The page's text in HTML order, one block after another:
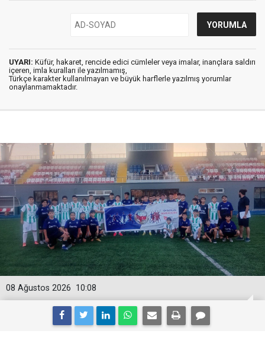
UYARI: Küfür, hakaret, rencide edici cümleler veya imalar, inançlara saldırı
içeren, imla kuralları ile yazılmamış,
Türkçe karakter kullanılmayan ve büyük harflerle yazılmış yorumlar
onaylanmamaktadır.
10:08
08 Ağustos 2026